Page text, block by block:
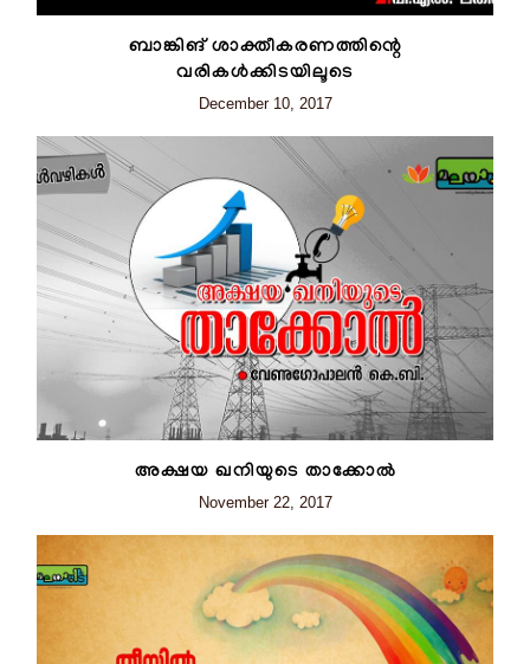
ബാങ്കിങ് ശാക്തീകരണത്തിന്റെ
വരികൾക്കിടയിലൂടെ
December 10, 2017
അക്ഷയ ഖനിയുടെ താക്കോൽ
November 22, 2017